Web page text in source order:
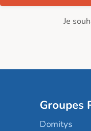
Je
Groupes
Domitys